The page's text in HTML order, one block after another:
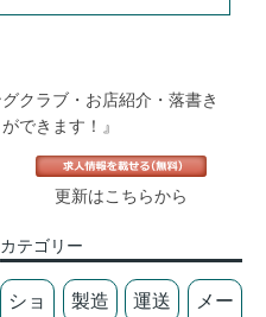
クラブ・お店紹介・落書き
できます！』
更新はこちらから
カテゴリー
ショ
製造 運送
メー